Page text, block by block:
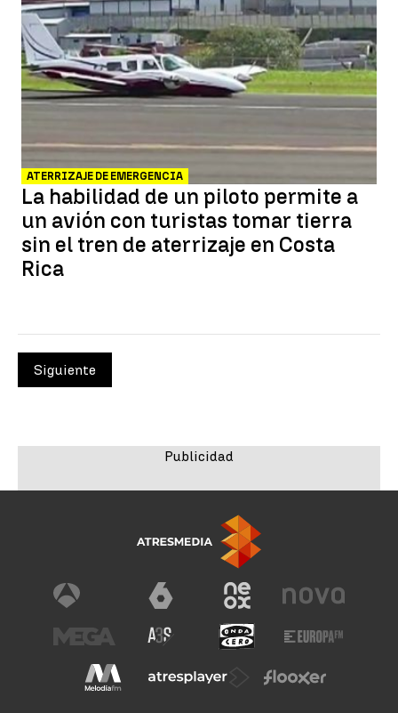
ATERRIZAJE DE EMERGENCIA
La habilidad de un piloto permite a
un avión con turistas tomar tierra
sin el tren de aterrizaje en Costa
Rica
Siguiente